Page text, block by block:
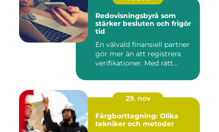
Redovisningsbyrå som
stärker besluten och frigör
tid
En välvald finansiell partner
gör mer än att registrera
verifikationer. Med rätt...
29. nov
Färgborttagning: Olika
tekniker och metoder